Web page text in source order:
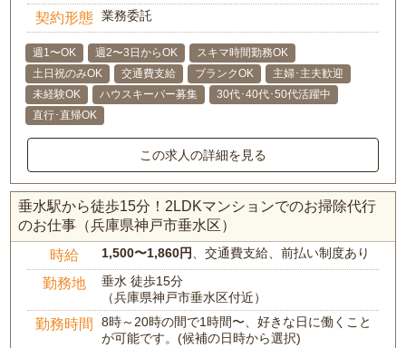
契約形態 業務委託
週1〜OK 週2〜3日からOK
スキマ時間勤務OK
土日祝のみOK
交通費支給 ブランクOK
主婦･主夫歓迎
未経験OK
ハウスキーパー募集
30代･40代･50代活躍中
直行･直帰OK
この求人の詳細を見る
垂水駅から徒歩15分！2LDKマンションでのお掃除代行
のお仕事（兵庫県神戸市垂水区）
時給 1,500〜1,860円、交通費支給、前払い制度あり
勤務地
垂水 徒歩15分
（兵庫県神戸市垂水区付近）
勤務時間
8時～20時の間で1時間〜、好きな日に働くこと
が可能です。(候補の日時から選択)